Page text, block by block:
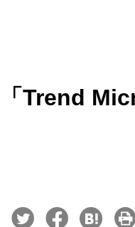
Trend